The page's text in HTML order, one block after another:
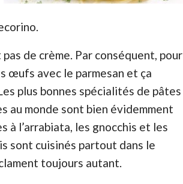
de crème. Par conséquent, pour
œufs avec le parmesan et ça
plus bonnes spécialités de pâtes
au monde sont bien évidemment
à l’arrabiata, les gnocchis et les
sont cuisinés partout dans le
toujours autant.